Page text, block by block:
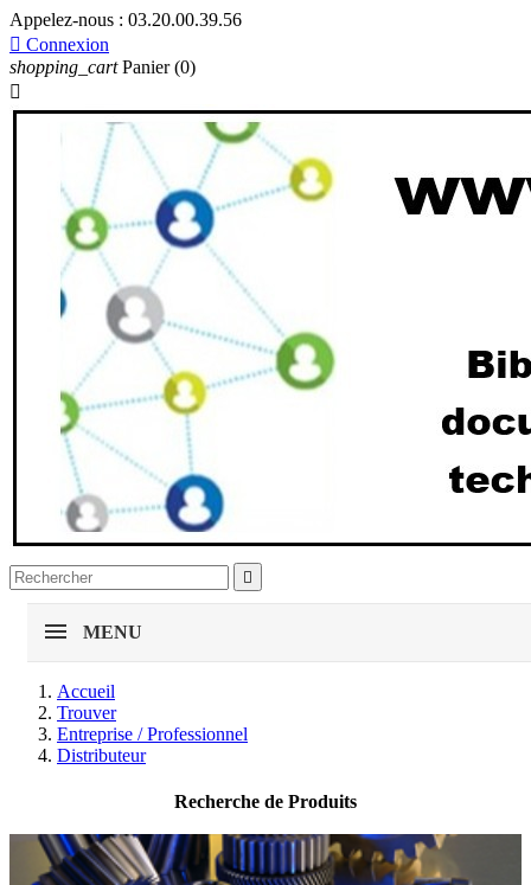
Appelez-nous : 03.20.00.39.56
 Connexion
shopping_cart Panier (0)


MENU
Accueil
Trouver
Entreprise / Professionnel
Distributeur
Recherche de Produits